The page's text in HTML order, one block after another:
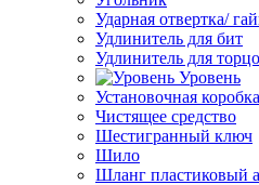
Ударная отвертка/
Удлинитель для бит
Удлинитель для
Уровень
Установочная
Чистящее средство
Шестигранный ключ
Шило
Шланг пластиковый